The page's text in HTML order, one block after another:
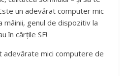
un adevărat computer mic
mâinii, genul de dispozitiv la
în cărțile SF!
adevărate mici computere de